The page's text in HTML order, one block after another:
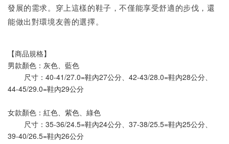
發展的需求。穿上這樣的鞋子，不僅能享受舒適的步伐，還
能做出對環境友善的選擇。
【商品規格】
男款顏色：灰色、藍色
尺寸：40-41/27.0=鞋內27公分、42-43/28.0=鞋內28公分、
44-45/29.0=鞋內29公分
女款顏色：紅色、紫色、綠色
尺寸：35-36/24.5=鞋內24公分、37-38/25.5=鞋內25公分、
39-40/26.5=鞋內26公分